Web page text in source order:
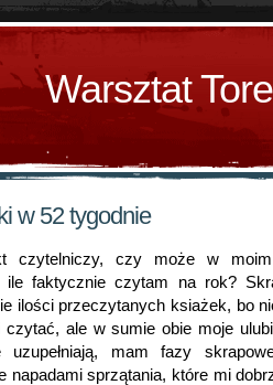
Warsztat
w 52 tygodnie
czytelniczy, czy może w
ile faktycznie czytam na rok?
ilości przeczytanych ksiażek, bo
ale w sumie obie moje
uzupełniają, mam fazy
napadami sprzątania, które mi